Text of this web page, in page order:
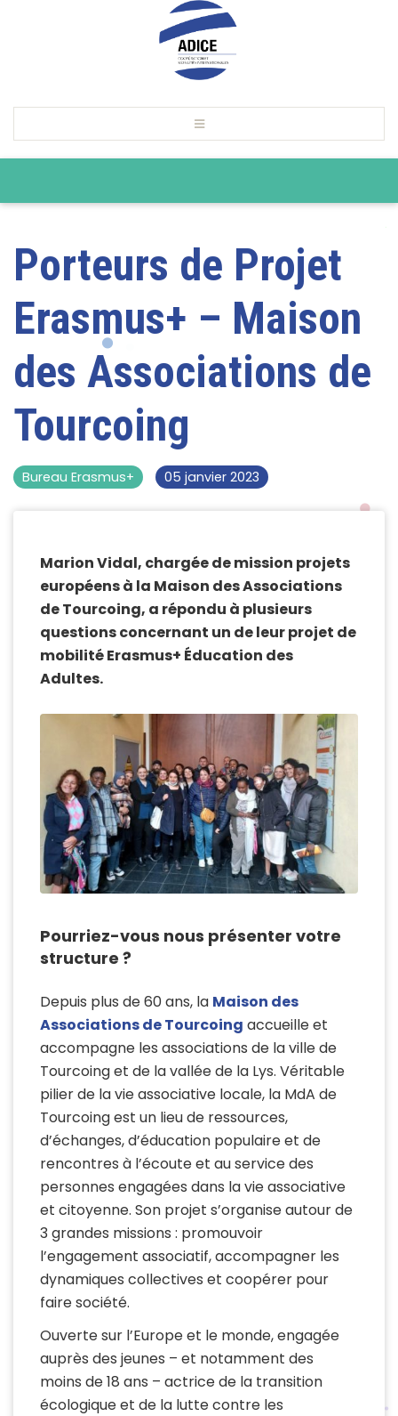
Porteurs de Projet
Erasmus+ – Maison
des Associations de
Tourcoing
Bureau Erasmus+ 05 janvier 2023
Marion Vidal, chargée de mission projets
européens à la Maison des Associations
de Tourcoing, a répondu à plusieurs
questions concernant un de leur projet de
mobilité Erasmus+ Éducation des
Adultes.
Pourriez-vous nous présenter votre
structure ?
Depuis plus de 60 ans, la Maison des
Associations de Tourcoing accueille et
accompagne les associations de la ville de
Tourcoing et de la vallée de la Lys. Véritable
pilier de la vie associative locale, la MdA de
Tourcoing est un lieu de ressources,
d’échanges, d’éducation populaire et de
rencontres à l’écoute et au service des
personnes engagées dans la vie associative
et citoyenne. Son projet s’organise autour de
3 grandes missions : promouvoir
l’engagement associatif, accompagner les
dynamiques collectives et coopérer pour
faire société.
Ouverte sur l’Europe et le monde, engagée
auprès des jeunes – et notamment des
moins de 18 ans – actrice de la transition
écologique et de la lutte contre les